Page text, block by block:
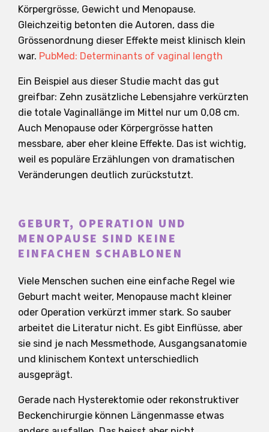
Körpergrösse, Gewicht und Menopause.
Gleichzeitig betonten die Autoren, dass die
Grössenordnung dieser Effekte meist klinisch klein
war. PubMed: Determinants of vaginal length
Ein Beispiel aus dieser Studie macht das gut
greifbar: Zehn zusätzliche Lebensjahre verkürzten
die totale Vaginallänge im Mittel nur um 0,08 cm.
Auch Menopause oder Körpergrösse hatten
messbare, aber eher kleine Effekte. Das ist wichtig,
weil es populäre Erzählungen von dramatischen
Veränderungen deutlich zurückstutzt.
GEBURT, OPERATION UND
MENOPAUSE SIND KEINE
EINFACHEN SCHABLONEN
Viele Menschen suchen eine einfache Regel wie
Geburt macht weiter, Menopause macht kleiner
oder Operation verkürzt immer stark. So sauber
arbeitet die Literatur nicht. Es gibt Einflüsse, aber
sie sind je nach Messmethode, Ausgangsanatomie
und klinischem Kontext unterschiedlich
ausgeprägt.
Gerade nach Hysterektomie oder rekonstruktiver
Beckenchirurgie können Längenmasse etwas